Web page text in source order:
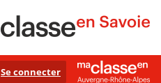
Se connecter